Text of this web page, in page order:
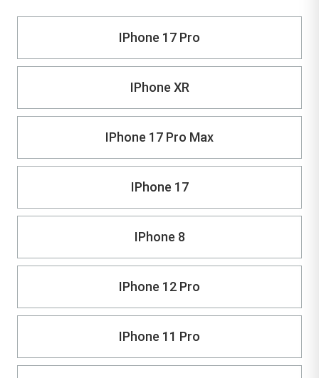
IPhone 17 Pro
IPhone XR
IPhone 17 Pro Max
IPhone 17
IPhone 8
IPhone 12 Pro
IPhone 11 Pro